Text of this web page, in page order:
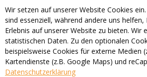
Wir setzen auf unserer Website Cookies
sind essenziell, während andere uns helfen,
Erlebnis auf unserer Website zu bieten. Wir
statistischen Daten. Zu den optionalen
beispielsweise Cookies für externe Medien
Kartendienste (z.B. Google Maps) und
Datenschutzerklärung